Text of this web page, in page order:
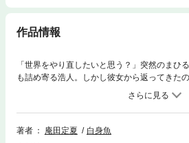
作品情報
「世界をやり直したいと思う？」突然のまひ
も詰め寄る浩人。しかし彼女から返ってきた
換条件と、二カ月後に学校を辞めるまで待っ
だった！ かくして始まった、死ぬ気で取り
浩人は、葵や美帆とともに文化祭コンテスト
な中、時折さびしげな顔を見せるまひるが、
著者 庵田定夏
白身魚